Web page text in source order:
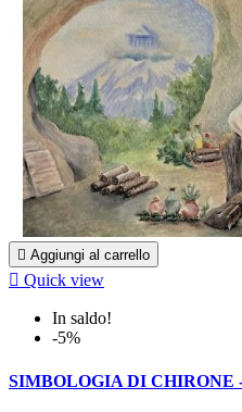
 Aggiungi al carrello
 Quick view
In saldo!
-5%
SIMBOLOGIA DI CHIRONE